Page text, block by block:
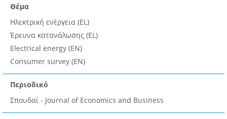
Θέμα
Ηλεκτρική ενέργεια (EL)
Έρευνα κατανάλωσης (EL)
Εlectrical energy (EN)
Consumer survey (EN)
Περιοδικό
Σπουδαί - Journal of Economics and Business